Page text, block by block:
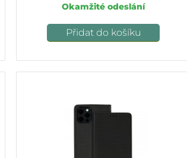
Okamžité odeslání
Přidat do košíku